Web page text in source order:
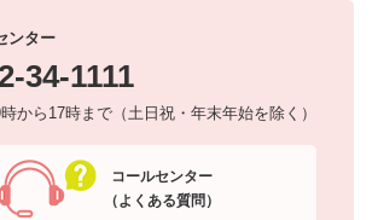
ンター
34-1111
から17時まで（土日祝・年末年始を除く）
コールセンター
（よくある質問）